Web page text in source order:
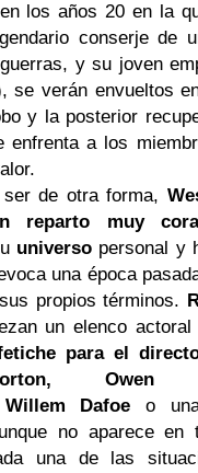
los años 20 en la
conserje de
y su joven
se verán envueltos
y la posterior
enfrenta a los
de otra forma,
reparto muy
universo personal y
una época
propios términos.
un elenco
para el
Owen
Willem Dafoe o
no aparece en
una de las